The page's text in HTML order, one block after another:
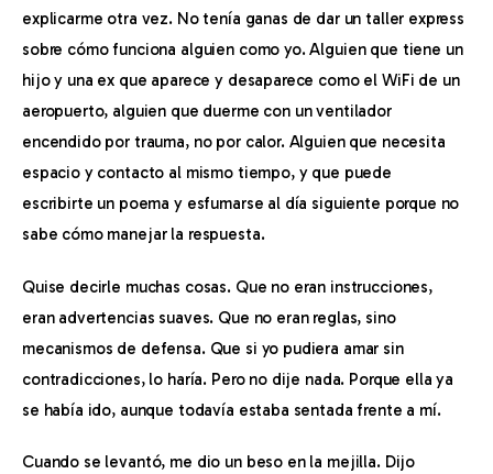
explicarme otra vez. No tenía ganas de dar un taller express
sobre cómo funciona alguien como yo. Alguien que tiene un
hijo y una ex que aparece y desaparece como el WiFi de un
aeropuerto, alguien que duerme con un ventilador
encendido por trauma, no por calor. Alguien que necesita
espacio y contacto al mismo tiempo, y que puede
escribirte un poema y esfumarse al día siguiente porque no
sabe cómo manejar la respuesta.
Quise decirle muchas cosas. Que no eran instrucciones,
eran advertencias suaves. Que no eran reglas, sino
mecanismos de defensa. Que si yo pudiera amar sin
contradicciones, lo haría. Pero no dije nada. Porque ella ya
se había ido, aunque todavía estaba sentada frente a mí.
Cuando se levantó, me dio un beso en la mejilla. Dijo